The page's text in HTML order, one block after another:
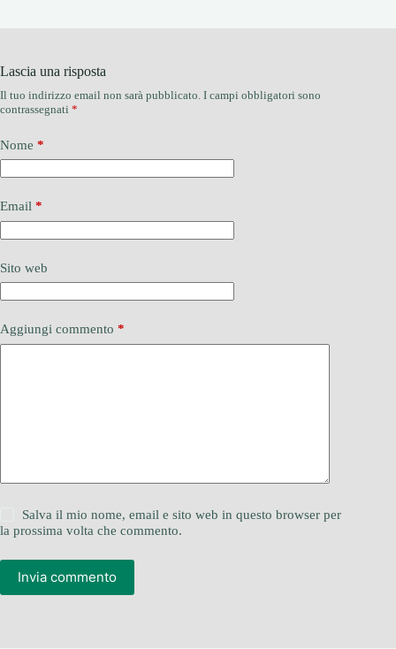
Lascia una risposta
Il tuo indirizzo email non sarà pubblicato. I campi obbligatori sono
contrassegnati *
Nome *
Email *
Sito web
Aggiungi commento *
Salva il mio nome, email e sito web in questo browser per
la prossima volta che commento.
Invia commento